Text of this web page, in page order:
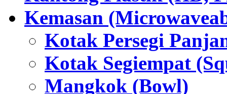
Kemasan
Kotak Persegi
Kotak Segiempat
Mangkok (Bowl)